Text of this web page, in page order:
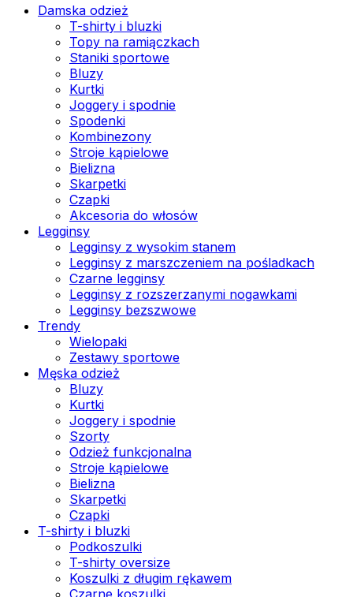
Damska odzież
T-shirty i bluzki
Topy na ramiączkach
Staniki sportowe
Bluzy
Kurtki
Joggery i spodnie
Spodenki
Kombinezony
Stroje kąpielowe
Bielizna
Skarpetki
Czapki
Akcesoria do włosów
Legginsy
Legginsy z wysokim stanem
Legginsy z marszczeniem na pośladkach
Czarne legginsy
Legginsy z rozszerzanymi nogawkami
Legginsy bezszwowe
Trendy
Wielopaki
Zestawy sportowe
Męska odzież
Bluzy
Kurtki
Joggery i spodnie
Szorty
Odzież funkcjonalna
Stroje kąpielowe
Bielizna
Skarpetki
Czapki
T-shirty i bluzki
Podkoszulki
T-shirty oversize
Koszulki z długim rękawem
Czarne koszulki